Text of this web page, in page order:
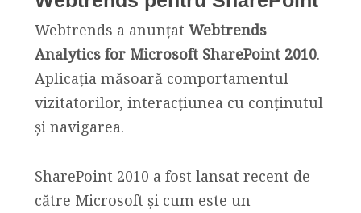
Webtrends a anunțat Webtrends
Analytics for Microsoft SharePoint 2010.
Aplicația măsoară comportamentul
vizitatorilor, interacțiunea cu conținutul
și navigarea.
SharePoint 2010 a fost lansat recent de
către Microsoft și cum este un